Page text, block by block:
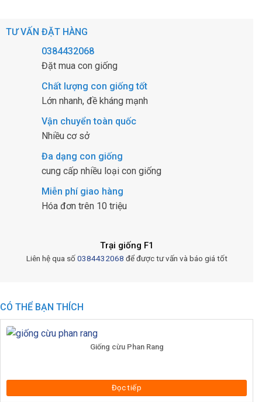
TƯ VẤN ĐẶT HÀNG
0384432068
Đặt mua con giống
Chất lượng con giống tốt
Lớn nhanh, đề kháng mạnh
Vận chuyển toàn quốc
Nhiều cơ sở
Đa dạng con giống
cung cấp nhiều loại con giống
Miễn phí giao hàng
Hóa đơn trên 10 triệu
Trại giống F1
Liên hệ qua số0384432068 để được tư vấn và báo giá tốt
CÓ THỂ BẠN THÍCH
Giống cừu Phan Rang
Đọc tiếp